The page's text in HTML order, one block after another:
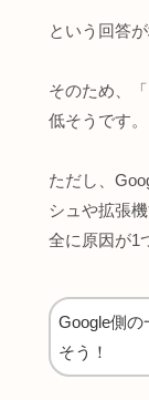
という回答
そのため、
低そうです。
ただし、
シュや拡張
全に原因が1
Google側
そう！